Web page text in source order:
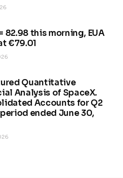
82.98 this morning, EUA
€79.01
Quantitative
Analysis of SpaceX.
Accounts for Q2
ended June 30,